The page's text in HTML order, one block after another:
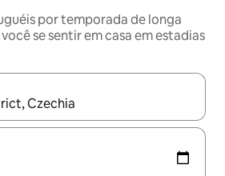
por temporada de longa
se sentir em casa em estadias
estiverem disponíveis, explore-os